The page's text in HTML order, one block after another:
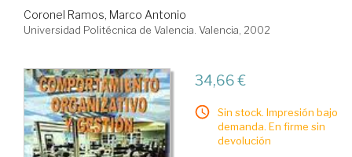
Coronel Ramos, Marco Antonio
Universidad Politécnica de Valencia. Valencia, 2002
34,66 €
Sin stock. Impresión bajo
demanda. En firme sin
devolución